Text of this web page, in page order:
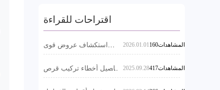
الجودة الدولية. نقبل
طلبات تجريبية ونقدم
ضمانًا لمدة عامين
وضمانًا لمسافة
80,000 كيلومتر.
يستغرق التوصيل من
اقتراحات للقراءة
استكشاف عروض قوى
дискيات الفرامل عالية
التثبيت و جودة القطع، و
زيادة القدرة التنافسية في
الأسواق الخارجية
2026.01.01 160المشاهدات
تفاصيل أخطاء تركيب قرص
الفرامل: كيفية الاستفادة من
2025.09.28 417المشاهدات